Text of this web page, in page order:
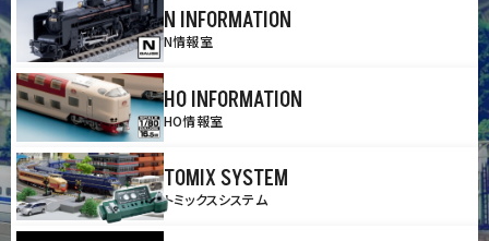
N INFORMATION
N情報室
HO INFORMATION
HO情報室
TOMIX SYSTEM
トミックスシステム